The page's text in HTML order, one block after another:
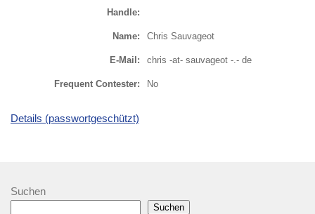
Handle:
Name: Chris Sauvageot
E-Mail: chris -at- sauvageot -.- de
Frequent Contester: No
Details (passwortgeschützt)
Suchen
Suchen